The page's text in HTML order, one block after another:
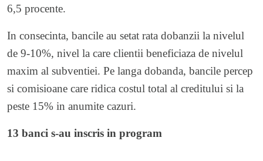
6,5 procente.
In consecinta, bancile au setat rata dobanzii la nivelul
de 9-10%, nivel la care clientii beneficiaza de nivelul
maxim al subventiei. Pe langa dobanda, bancile percep
si comisioane care ridica costul total al creditului si la
peste 15% in anumite cazuri.
13 banci s-au inscris in program